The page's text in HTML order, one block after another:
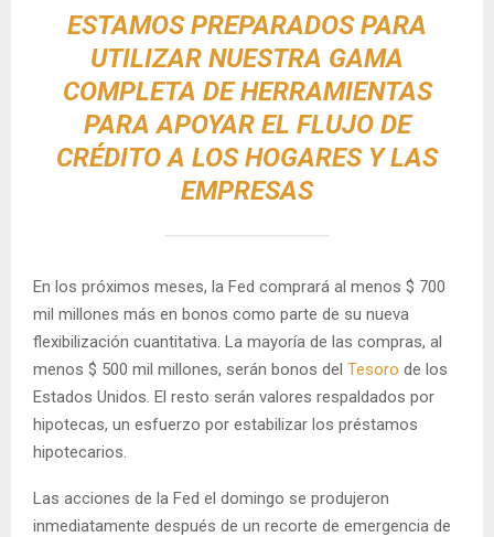
ESTAMOS PREPARADOS PARA
UTILIZAR NUESTRA GAMA
COMPLETA DE HERRAMIENTAS
PARA APOYAR EL FLUJO DE
CRÉDITO A LOS HOGARES Y LAS
EMPRESAS
En los próximos meses, la Fed comprará al menos $ 700
mil millones más en bonos como parte de su nueva
flexibilización cuantitativa. La mayoría de las compras, al
menos $ 500 mil millones, serán bonos del Tesoro de los
Estados Unidos. El resto serán valores respaldados por
hipotecas, un esfuerzo por estabilizar los préstamos
hipotecarios.
Las acciones de la Fed el domingo se produjeron
inmediatamente después de un recorte de emergencia de